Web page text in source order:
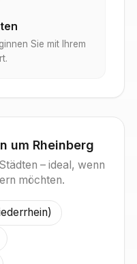
Sie mit Ihrem
um Rheinberg
– ideal, wenn
möchten.